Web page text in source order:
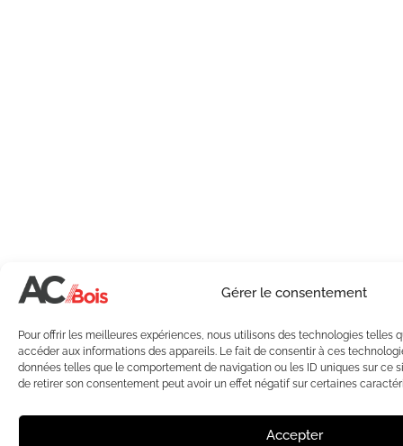
Gérer le consentement
Pour offrir les meilleures expériences, nous utilisons des technologies telles
accéder aux informations des appareils. Le fait de consentir à ces
données telles que le comportement de navigation ou les ID uniques sur ce
de retirer son consentement peut avoir un effet négatif sur certaines
Accepter